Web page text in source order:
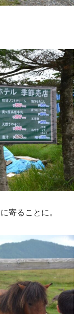
寄ることに。